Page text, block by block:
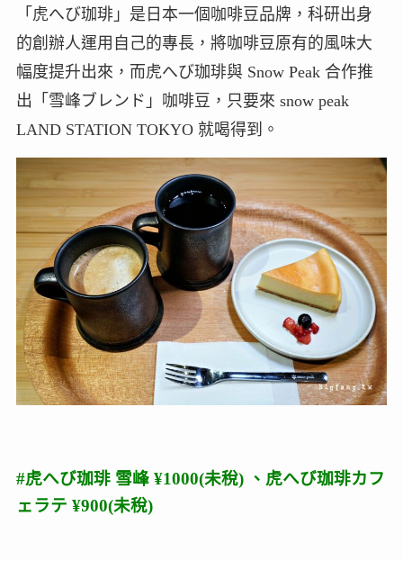
「虎へび珈琲」是日本一個咖啡豆品牌，科研出身
的創辦人運用自己的專長，將咖啡豆原有的風味大
幅度提升出來，而虎へび珈琲與 Snow Peak 合作推
出「雪峰ブレンド」咖啡豆，只要來 snow peak
LAND STATION TOKYO 就喝得到。
#虎へび珈琲 雪峰 ¥1000(未稅) 、虎へび珈琲カフ
ェラテ ¥900(未稅)